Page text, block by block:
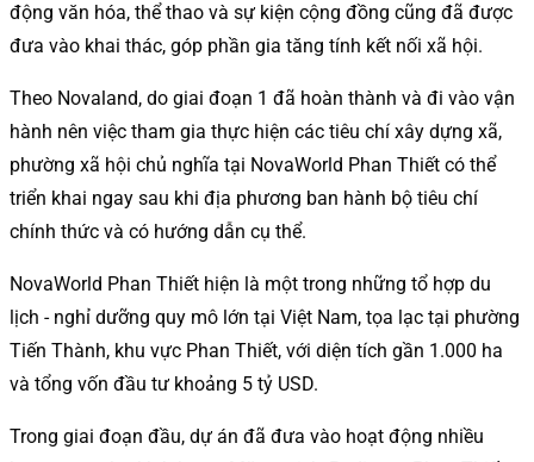
động văn hóa, thể thao và sự kiện cộng đồng cũng đã được
đưa vào khai thác, góp phần gia tăng tính kết nối xã hội.
Theo Novaland, do giai đoạn 1 đã hoàn thành và đi vào vận
hành nên việc tham gia thực hiện các tiêu chí xây dựng xã,
phường xã hội chủ nghĩa tại NovaWorld Phan Thiết có thể
triển khai ngay sau khi địa phương ban hành bộ tiêu chí
chính thức và có hướng dẫn cụ thể.
NovaWorld Phan Thiết hiện là một trong những tổ hợp du
lịch - nghỉ dưỡng quy mô lớn tại Việt Nam, tọa lạc tại phường
Tiến Thành, khu vực Phan Thiết, với diện tích gần 1.000 ha
và tổng vốn đầu tư khoảng 5 tỷ USD.
Trong giai đoạn đầu, dự án đã đưa vào hoạt động nhiều